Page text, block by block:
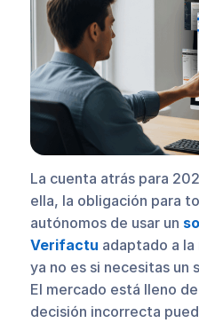
La cuenta atrás para
ella, la obligación para
autónomos de usar un
Verifactu adaptado a
ya no es si necesitas un
El mercado está lleno
decisión incorrecta